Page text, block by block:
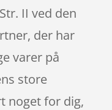
II ved den
der har
varer på
store
noget for dig,